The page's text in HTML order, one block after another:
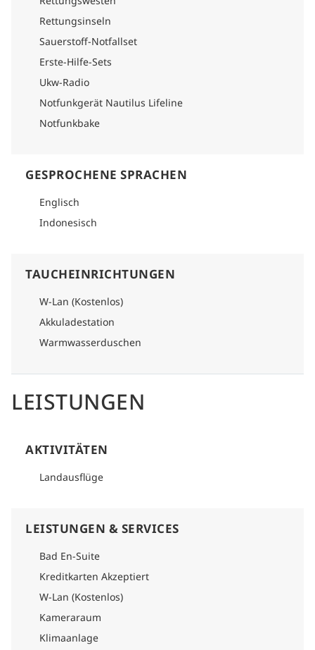
Rettungsinseln
Sauerstoff-Notfallset
Erste-Hilfe-Sets
Ukw-Radio
Notfunkgerät Nautilus Lifeline
Notfunkbake
GESPROCHENE SPRACHEN
Englisch
Indonesisch
TAUCHEINRICHTUNGEN
W-Lan (Kostenlos)
Akkuladestation
Warmwasserduschen
LEISTUNGEN
AKTIVITÄTEN
Landausflüge
LEISTUNGEN & SERVICES
Bad En-Suite
Kreditkarten Akzeptiert
W-Lan (Kostenlos)
Kameraraum
Klimaanlage